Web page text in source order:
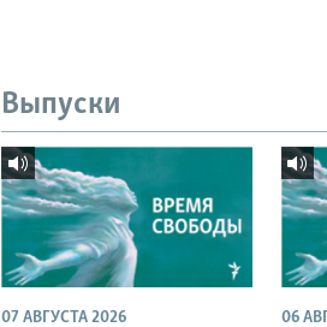
Выпуски
07 АВГУСТА 2026 06